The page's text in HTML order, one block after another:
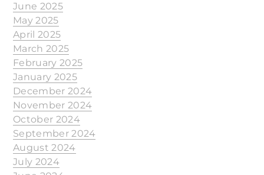
June 2025
May 2025
April 2025
March 2025
February 2025
January 2025
December 2024
November 2024
October 2024
September 2024
August 2024
July 2024